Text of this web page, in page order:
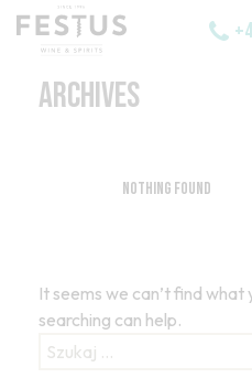
ARCHIVES
Nothing Found
It seems we can’t find what
searching can help.
Szukaj: